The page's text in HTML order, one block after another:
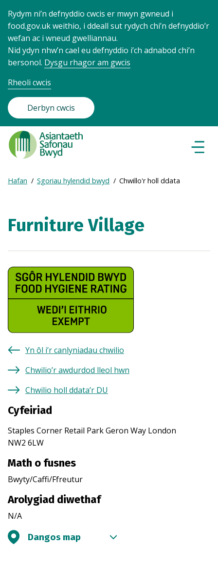
Rydym ni’n defnyddio cwcis er mwyn gwneud i
food.gov.uk weithio, i ddeall sut rydych chi’n defnyddio’r
wefan ac i wneud gwelliannau.
Nid ydyn nhw’n cael eu defnyddio i’ch adnabod chi’n
bersonol. Dysgu rhagor am gwcis
Rheoli cwcis
Derbyn cwcis
Food
Standards
Agency
Frontpage
Breadcrumb
Expand
breadcrumb
Hafan Sgoriau hylendid bwyd Chwillo'r holl ddata
Furniture Village
Yn ôl i’r canlyniadau chwilio
Chwilio’r awdurdod lleol hwn
Chwilio holl ddata’r DU
Cyfeiriad
Staples Corner Retail Park Geron Way London
NW2 6LW
Math o fusnes
Bwyty/Caffi/Ffreutur
Arolygiad diwethaf
N/A
Dangos map